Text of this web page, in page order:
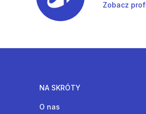
Zobacz
NA SKRÓTY
O nas